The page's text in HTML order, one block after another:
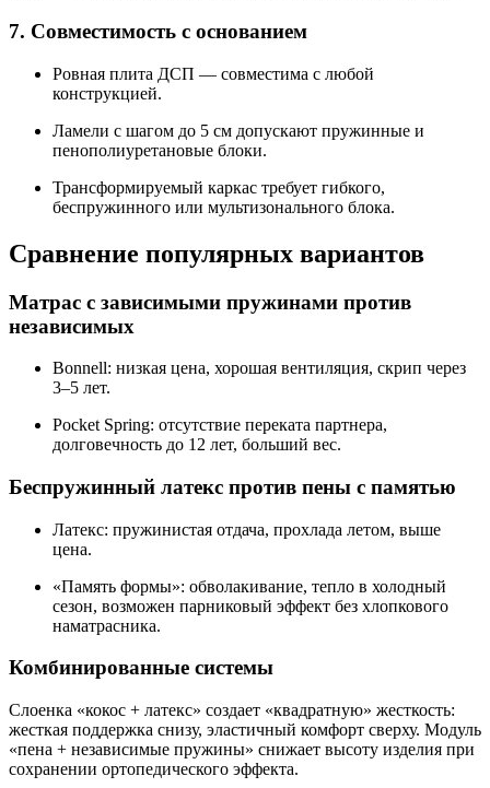
7. Совместимость с основанием
Ровная плита ДСП — совместима с любой
конструкцией.
Ламели с шагом до 5 см допускают пружинные и
пенополиуретановые блоки.
Трансформируемый каркас требует гибкого,
беспружинного или мультизонального блока.
Сравнение популярных вариантов
Матрас с зависимыми пружинами против
независимых
Bonnell: низкая цена, хорошая вентиляция, скрип через
3–5 лет.
Pocket Spring: отсутствие переката партнера,
долговечность до 12 лет, больший вес.
Беспружинный латекс против пены с памятью
Латекс: пружинистая отдача, прохлада летом, выше
цена.
«Память формы»: обволакивание, тепло в холодный
сезон, возможен парниковый эффект без хлопкового
наматрасника.
Комбинированные системы
Слоенка «кокос + латекс» создает «квадратную» жесткость:
жесткая поддержка снизу, эластичный комфорт сверху. Модуль
«пена + независимые пружины» снижает высоту изделия при
сохранении ортопедического эффекта.